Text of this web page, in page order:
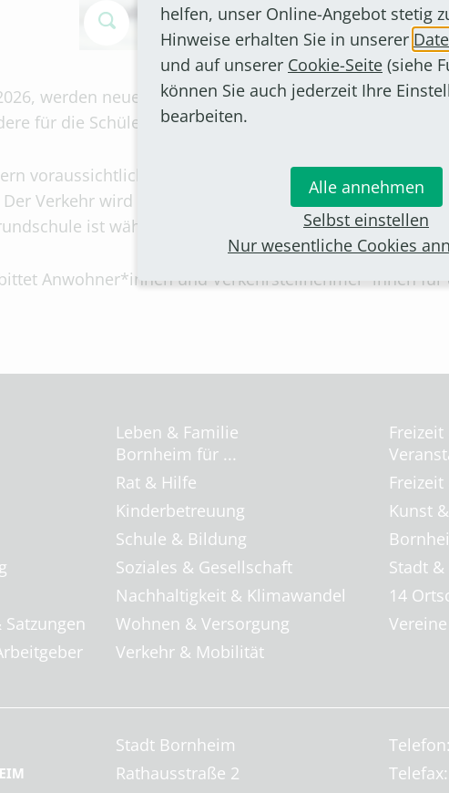
werden neue Fußgängerüberwege eingerichtet,
für die Schüler*innen der nahegelegenen
voraussichtlich bis zum 12. Juni 2026. Für diesen
Verkehr wird in diesem Zeitraum über
ist während der gesamten Bauzeit sichergestellt.
Anwohner*innen und Verkehrsteilnehmer*innen
Leben & Familie
Bornheim für ...
Rat & Hilfe
Kinderbetreuung
Schule & Bildung
Soziales & Gesellschaft
Nachhaltigkeit & Klimawandel
Wohnen & Versorgung
Verkehr & Mobilität
Kunst
Stadt
14
Stadt Bornheim
Rathausstraße 2
helfen, unser Online-Angebot stetig
Hinweise erhalten Sie in unserer
und auf unserer Cookie-Seite (siehe
können Sie auch jederzeit Ihre
bearbeiten.
Alle annehmen
Selbst einstellen
Nur wesentliche Cookies